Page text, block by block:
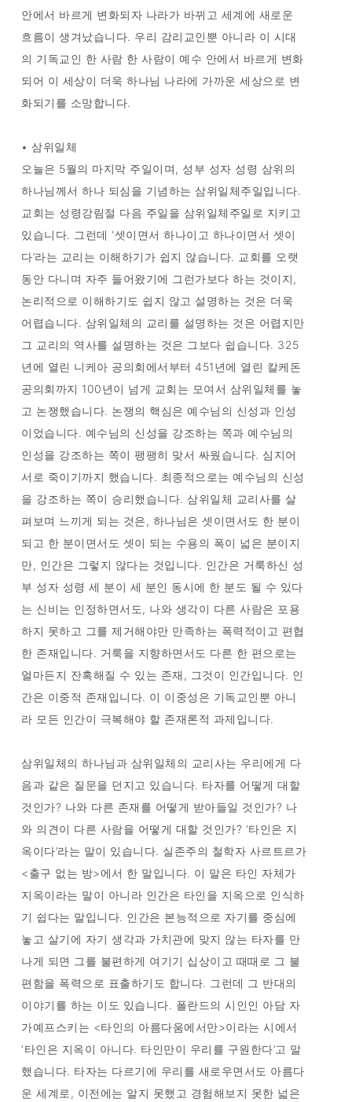
안에서 바르게 변화되자 나라가 바뀌고 세계에 새로운
흐름이 생겨났습니다. 우리 감리교인뿐 아니라 이 시대
의 기독교인 한 사람 한 사람이 예수 안에서 바르게 변화
되어 이 세상이 더욱 하나님 나라에 가까운 세상으로 변
화되기를 소망합니다.
• 삼위일체
오늘은 5월의 마지막 주일이며, 성부 성자 성령 삼위의
하나님께서 하나 되심을 기념하는 삼위일체주일입니다.
교회는 성령강림절 다음 주일을 삼위일체주일로 지키고
있습니다. 그런데 ‘셋이면서 하나이고 하나이면서 셋이
다’라는 교리는 이해하기가 쉽지 않습니다. 교회를 오랫
동안 다니며 자주 들어왔기에 그런가보다 하는 것이지,
논리적으로 이해하기도 쉽지 않고 설명하는 것은 더욱
어렵습니다. 삼위일체의 교리를 설명하는 것은 어렵지만
그 교리의 역사를 설명하는 것은 그보다 쉽습니다. 325
년에 열린 니케아 공의회에서부터 451년에 열린 칼케돈
공의회까지 100년이 넘게 교회는 모여서 삼위일체를 놓
고 논쟁했습니다. 논쟁의 핵심은 예수님의 신성과 인성
이었습니다. 예수님의 신성을 강조하는 쪽과 예수님의
인성을 강조하는 쪽이 팽팽히 맞서 싸웠습니다. 심지어
서로 죽이기까지 했습니다. 최종적으로는 예수님의 신성
을 강조하는 쪽이 승리했습니다. 삼위일체 교리사를 살
펴보며 느끼게 되는 것은, 하나님은 셋이면서도 한 분이
되고 한 분이면서도 셋이 되는 수용의 폭이 넓은 분이지
만, 인간은 그렇지 않다는 것입니다. 인간은 거룩하신 성
부 성자 성령 세 분이 세 분인 동시에 한 분도 될 수 있다
는 신비는 인정하면서도, 나와 생각이 다른 사람은 포용
하지 못하고 그를 제거해야만 만족하는 폭력적이고 편협
한 존재입니다. 거룩을 지향하면서도 다른 한 편으로는
얼마든지 잔혹해질 수 있는 존재, 그것이 인간입니다. 인
간은 이중적 존재입니다. 이 이중성은 기독교인뿐 아니
라 모든 인간이 극복해야 할 존재론적 과제입니다.
삼위일체의 하나님과 삼위일체의 교리사는 우리에게 다
음과 같은 질문을 던지고 있습니다. 타자를 어떻게 대할
것인가? 나와 다른 존재를 어떻게 받아들일 것인가? 나
와 의견이 다른 사람을 어떻게 대할 것인가? ‘타인은 지
옥이다’라는 말이 있습니다. 실존주의 철학자 사르트르가
<출구 없는 방>에서 한 말입니다. 이 말은 타인 자체가
지옥이라는 말이 아니라 인간은 타인을 지옥으로 인식하
기 쉽다는 말입니다. 인간은 본능적으로 자기를 중심에
놓고 살기에 자기 생각과 가치관에 맞지 않는 타자를 만
나게 되면 그를 불편하게 여기기 십상이고 때때로 그 불
편함을 폭력으로 표출하기도 합니다. 그런데 그 반대의
이야기를 하는 이도 있습니다. 폴란드의 시인인 아담 자
가예프스키는 <타인의 아름다움에서만>이라는 시에서
‘타인은 지옥이 아니다. 타인만이 우리를 구원한다’고 말
했습니다. 타자는 다르기에 우리를 새로우면서도 아름다
운 세계로, 이전에는 알지 못했고 경험해보지 못한 넓은